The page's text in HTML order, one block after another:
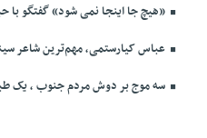
«هیچ جا اینجا نمی شود» گفتگو
عباس کیارستمی، مهم‌ترین شاعر
سه موج بر دوش مردم جنوب ، یک